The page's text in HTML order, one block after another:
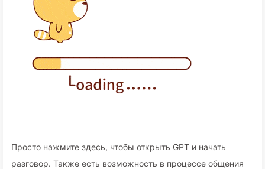
Просто нажмите здесь, чтобы открыть GPT и начать
разговор. Также есть возможность в процессе общения